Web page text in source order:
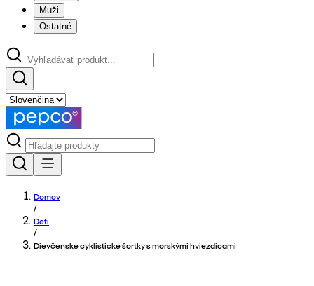
Muži
Ostatné
Domov
/
Deti
/
Dievčenské cyklistické šortky s morskými hviezdicami